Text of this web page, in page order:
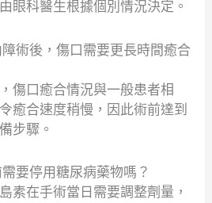
眼科醫生根據個別情況決定。
術後，傷口需要更長時間癒合
傷口癒合情況與一般患者相
癒合速度稍慢，因此術前達到
步驟。
要停用糖尿病藥物嗎？
素在手術當日需要調整劑量，